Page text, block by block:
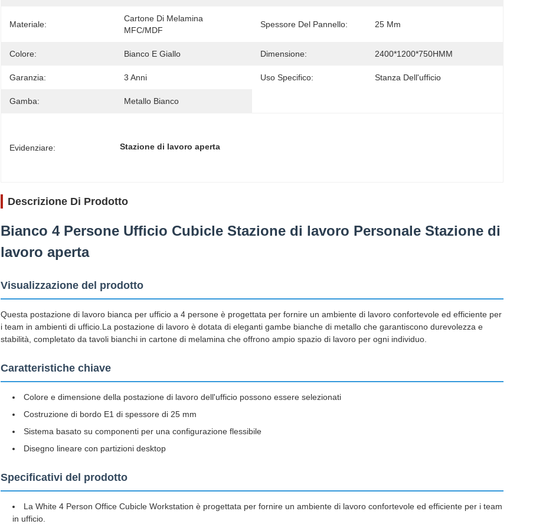
Materiale:
Cartone Di Melamina
MFC/MDF
Spessore Del Pannello: 25 Mm
Colore: Bianco E Giallo Dimensione: 2400*1200*750HMM
Garanzia: 3 Anni Uso Specifico: Stanza Dell'ufficio
Gamba: Metallo Bianco
Evidenziare: Stazione di lavoro aperta
Descrizione Di Prodotto
Bianco 4 Persone Ufficio Cubicle Stazione di lavoro Personale Stazione di
lavoro aperta
Visualizzazione del prodotto
Questa postazione di lavoro bianca per ufficio a 4 persone è progettata per fornire un ambiente di lavoro confortevole ed efficiente per
i team in ambienti di ufficio.La postazione di lavoro è dotata di eleganti gambe bianche di metallo che garantiscono durevolezza e
stabilità, completato da tavoli bianchi in cartone di melamina che offrono ampio spazio di lavoro per ogni individuo.
Caratteristiche chiave
Colore e dimensione della postazione di lavoro dell'ufficio possono essere selezionati
Costruzione di bordo E1 di spessore di 25 mm
Sistema basato su componenti per una configurazione flessibile
Disegno lineare con partizioni desktop
Specificativi del prodotto
La White 4 Person Office Cubicle Workstation è progettata per fornire un ambiente di lavoro confortevole ed efficiente per i team
in ufficio.